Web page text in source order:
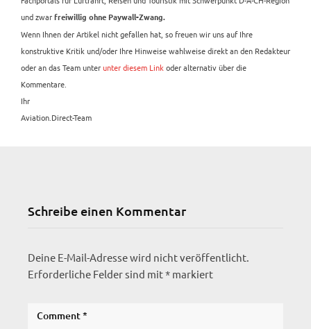
und zwar freiwillig ohne Paywall-Zwang.
Wenn Ihnen der Artikel nicht gefallen hat, so freuen wir uns auf Ihre
konstruktive Kritik und/oder Ihre Hinweise wahlweise direkt an den Redakteur
oder an das Team unterunter diesem Link oder alternativ über die
Kommentare.
Ihr
Aviation.Direct-Team
Schreibe einen Kommentar
Deine E-Mail-Adresse wird nicht veröffentlicht.
Erforderliche Felder sind mit* markiert